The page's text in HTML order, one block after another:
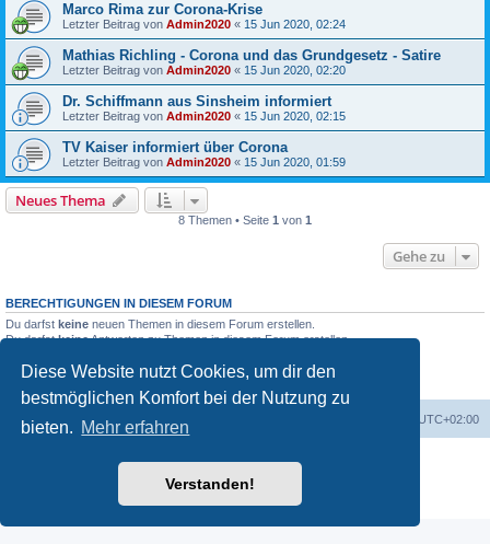
Diese Website nutzt Cookies, um dir den
bestmöglichen Komfort bei der Nutzung zu
bieten. Mehr erfahren
Verstanden!
Marco Rima zur Corona-Krise
Letzter Beitrag von Admin2020 « 15 Jun 2020, 02:24
Mathias Richling - Corona und das Grundgesetz - Satire
Letzter Beitrag von Admin2020 « 15 Jun 2020, 02:20
Dr. Schiffmann aus Sinsheim informiert
Letzter Beitrag von Admin2020 « 15 Jun 2020, 02:15
TV Kaiser informiert über Corona
Letzter Beitrag von Admin2020 « 15 Jun 2020, 01:59
Neues Thema
8 Themen • Seite 1 von 1
Gehe zu
BERECHTIGUNGEN IN DIESEM FORUM
Du darfst keine neuen Themen in diesem Forum erstellen.
Du darfstkeineAntworten zu Themen in diesem Forum erstellen.
Du darfst deine Beiträge in diesem Forumnicht löschen.
Foren-Übersicht UTC+02:00
Deutsche Übersetzung durch